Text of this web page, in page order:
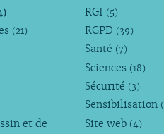
(21)
et de
RGI (5)
RGPD (39)
Santé (7)
Sciences (18)
Sécurité (3)
Sensibilisation
Site web (4)